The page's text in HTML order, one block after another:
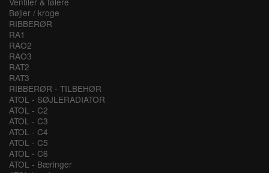
Bøjler / kroge
RIBBERØR
RA1
RAO2
RAO3
RAT2
RAT3
RIBBERØR - TILBEHØR
ATOL - SØJLERADIATOR
ATOL - C2
ATOL - C3
ATOL - C4
ATOL - C5
ATOL - C6
ATOL - Bæringer